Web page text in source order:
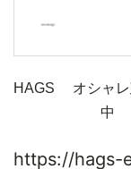
HAGS オシャレ
中
https://hags-